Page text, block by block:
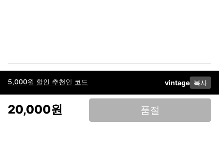
5,000원 할인 추천인 코드 vintage 복사
20,000원 품절
이용약관고객센터판매개인정보 처리방침사업자 정보다운로드